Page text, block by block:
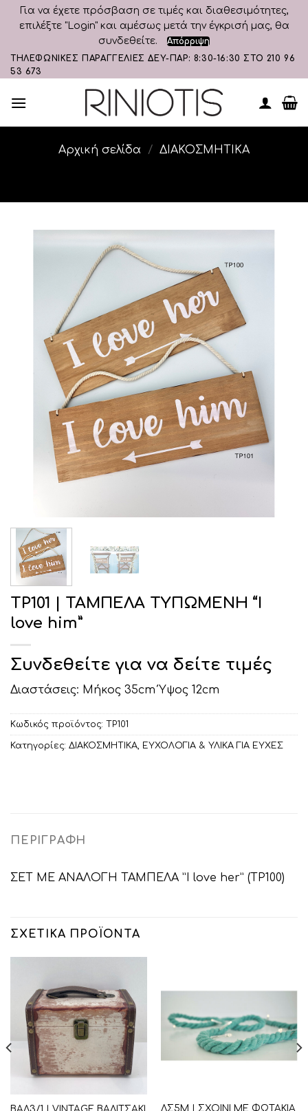
Για να έχετε πρόσβαση σε τιμές και διαθεσιμότητες,
επιλέξτε "Login" και αμέσως μετά την έγκρισή μας, θα
συνδεθείτε.
Απόρριψη
Skip
to
ΤΗΛΕΦΩΝΙΚΕΣ ΠΑΡΑΓΓΕΛΙΕΣ ΔΕΥ-ΠΑΡ: 8:30-16:30 ΣΤΟ 210 96
53 673
Αρχική σελίδα / ΔΙΑΚΟΣΜΗΤΙΚA
ΤΡ101 | ΤΑΜΠΕΛΑ ΤΥΠΩΜΕΝΗ “I
love him”
Συνδεθείτε για να δείτε τιμές
Διαστάσεις: Μήκος 35cm Ύψος 12cm
Κωδικός προϊόντος: ΤΡ101
Κατηγορίες: ΔΙΑΚΟΣΜΗΤΙΚA ΕΥΧΟΛΟΓΙΑ & ΥΛΙΚΑ ΓΙΑ ΕΥΧΕΣ
ΠΕΡΙΓΡΑΦΉ
ΣΕΤ ΜΕ ΑΝΑΛΟΓΗ ΤΑΜΠΕΛΑ ”I love her” (ΤΡ100)
ΣΧΕΤΙΚΆ ΠΡΟΪΌΝΤΑ
ΛΣ5Μ | ΣΧΟΙΝΙ ΜΕ ΦΩΤΑΚΙΑ